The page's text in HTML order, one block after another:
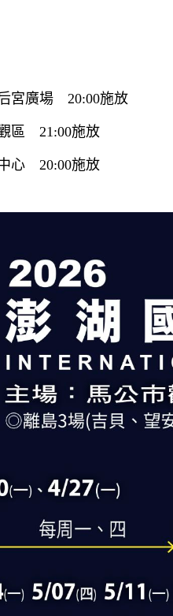
宮廣場 20:00施放
區 21:00施放
心 20:00施放